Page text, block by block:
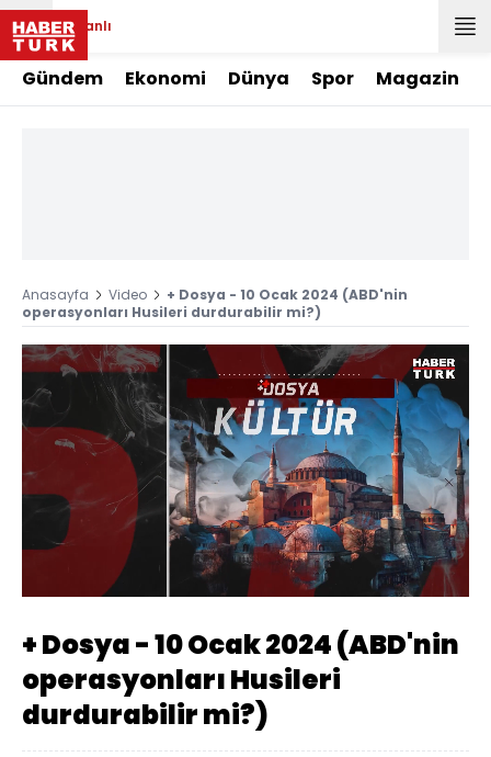
Canlı
Gündem Ekonomi Dünya Spor Magazin
Anasayfa Video
+ Dosya - 10 Ocak 2024 (ABD'nin
operasyonları Husileri durdurabilir mi?)
Sesi
Aç
Yüklendi
3.73%
Oynatma
Hızı
+ Dosya - 10 Ocak 2024 (ABD'nin
operasyonları Husileri
durdurabilir mi?)